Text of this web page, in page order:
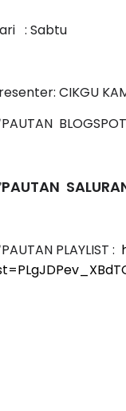
: Sabtu
CIKGU
PAUTAN
PLAYLIST :
1 TRIAL